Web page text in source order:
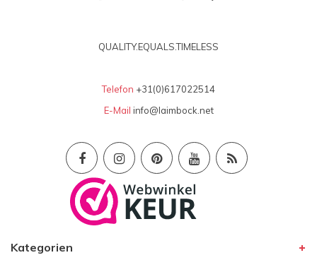
QUALITY.EQUALS.TIMELESS
Telefon +31(0)617022514
E-Mail info@laimbock.net
Kategorien